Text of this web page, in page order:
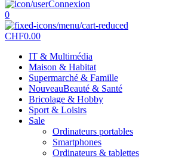
Connexion
0
CHF0.00
IT & Multimédia
Maison & Habitat
Supermarché & Famille
NouveauBeauté & Santé
Bricolage & Hobby
Sport & Loisirs
Sale
Ordinateurs portables
Smartphones
Ordinateurs & tablettes